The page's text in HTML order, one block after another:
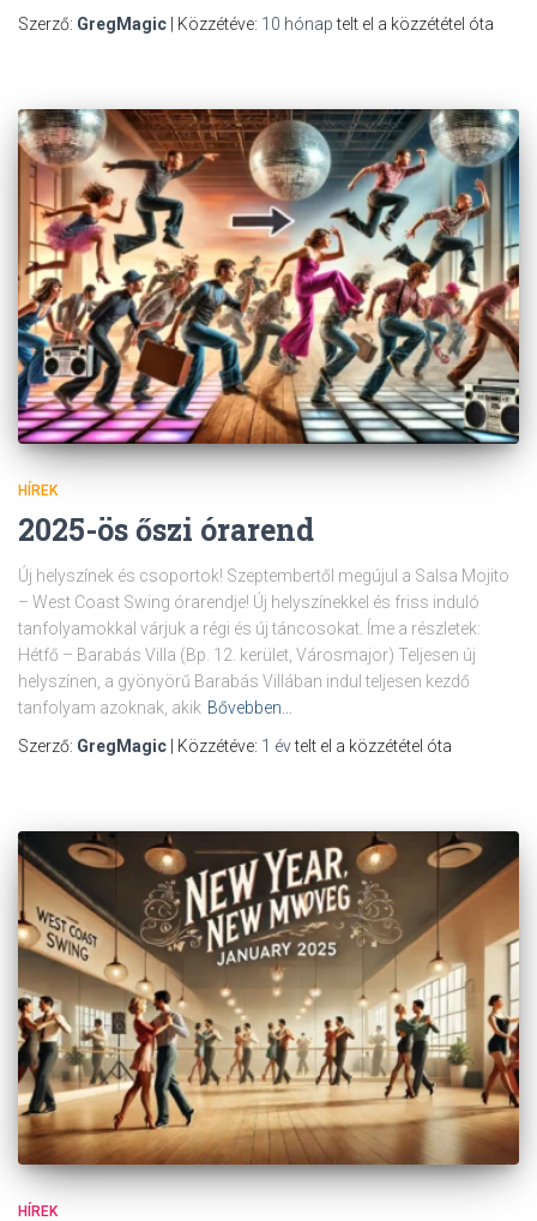
Szerző: GregMagic | Közzétéve: 10 hónaptelt el a közzététel óta
HÍREK
2025-ös őszi órarend
Új helyszínek és csoportok! Szeptembertől megújul a Salsa Mojito
– West Coast Swing órarendje! Új helyszínekkel és friss induló
tanfolyamokkal várjuk a régi és új táncosokat. Íme a részletek:
Hétfő – Barabás Villa (Bp. 12. kerület, Városmajor) Teljesen új
helyszínen, a gyönyörű Barabás Villában indul teljesen kezdő
tanfolyam azoknak, akik Bővebben…
Szerző: GregMagic | Közzétéve: 1 évtelt el a közzététel óta
HÍREK